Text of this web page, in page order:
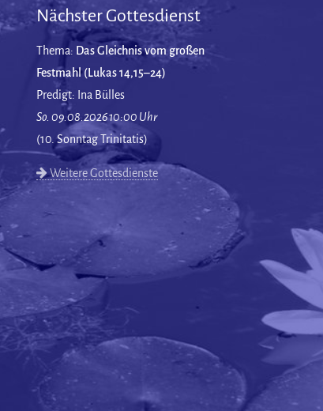
Nächster Gottesdienst
Thema: Das Gleichnis vom großen
Festmahl (Lukas 14,15–24)
Predigt: Ina Bülles
So. 09.08.2026 10:00 Uhr
(10. Sonntag Trinitatis)
Weitere Gottesdienste